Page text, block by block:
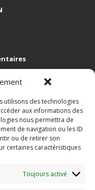
utilisons des technologies
aux informations des
nous permettra de
de navigation ou les ID
ou de retirer son
certaines caractéristiques
Toujours activé
2C8